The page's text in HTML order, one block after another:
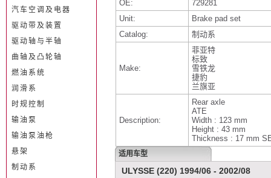
OE:
729281
Unit:
Brake pad set
Catalog:
制动系
Make:
菲亚特
标致
雪铁龙
捷豹
兰旗亚
Description:
Rear axle
ATE
Width : 123 mm
Height : 43 mm
Thickness : 17 mm
适用车型
ULYSSE (220) 1994/06 - 2002/08
汽车空调及电器
驱动带及装置
驱动轴与半轴
曲轴及凸轮轴
燃油系统
润滑系
时规控制
输油泵
输油泵油枪
悬架
制动系